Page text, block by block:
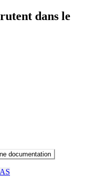
dans le
documentation